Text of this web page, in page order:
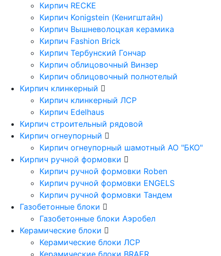
Кирпич RECKE
Кирпич Konigstein (Кенигштайн)
Кирпич Вышневолоцкая керамика
Кирпич Fashion Brick
Кирпич Тербунский Гончар
Кирпич облицовочный Винзер
Кирпич облицовочный полнотелый
Кирпич клинкерный
Кирпич клинкерный ЛСР
Кирпич Edelhaus
Кирпич строительный рядовой
Кирпич огнеупорный
Кирпич огнеупорный шамотный АО "БКО"
Кирпич ручной формовки
Кирпич ручной формовки Roben
Кирпич ручной формовки ENGELS
Кирпич ручной формовки Тандем
Газобетонные блоки
Газобетонные блоки Аэробел
Керамические блоки
Керамические блоки ЛСР